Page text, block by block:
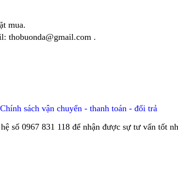
mua.
thobuonda@gmail.com .
Chính sách vận chuyển - thanh toán - đổi trả
số 0967 831 118 để nhận được sự tư vấn tốt